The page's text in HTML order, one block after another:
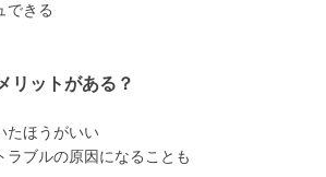
できる
リットがある？
たほうがいい
ラブルの原因になることも